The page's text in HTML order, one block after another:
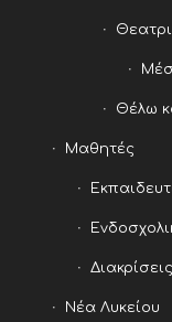
Θέλω
Μαθητές
Νέα Λυκείου